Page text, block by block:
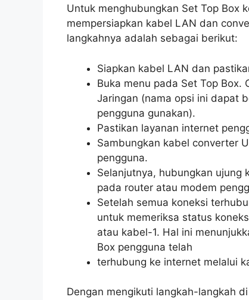
Untuk menghubungkan Set Top Box
mempersiapkan kabel LAN dan
langkahnya adalah sebagai berikut:
Siapkan kabel LAN dan
Buka menu pada Set Top Box.
Jaringan (nama opsi ini dapat
pengguna gunakan).
Pastikan layanan internet
Sambungkan kabel converter
pengguna.
Selanjutnya, hubungkan ujung
pada router atau modem
Setelah semua koneksi
untuk memeriksa status
atau kabel-1. Hal ini
Box pengguna telah
terhubung ke internet melalui
Dengan mengikuti langkah-langkah